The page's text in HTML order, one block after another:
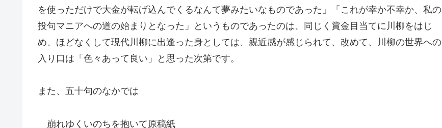
を使っただけで大金が転げ込んでくるなんて夢みたいなものであった」「これが幸か不幸か、私の
投句マニアへの道の始まりとなった」というものであったのは、同じく賞金目当てに川柳をはじ
め、ほどなくして現代川柳に出逢った身としては、親近感が感じられて、改めて、川柳の世界への
入り口は「色々あって良い」と思った次第です。
また、五十句のなかでは
崩れゆくいのちを抱いて原稿紙